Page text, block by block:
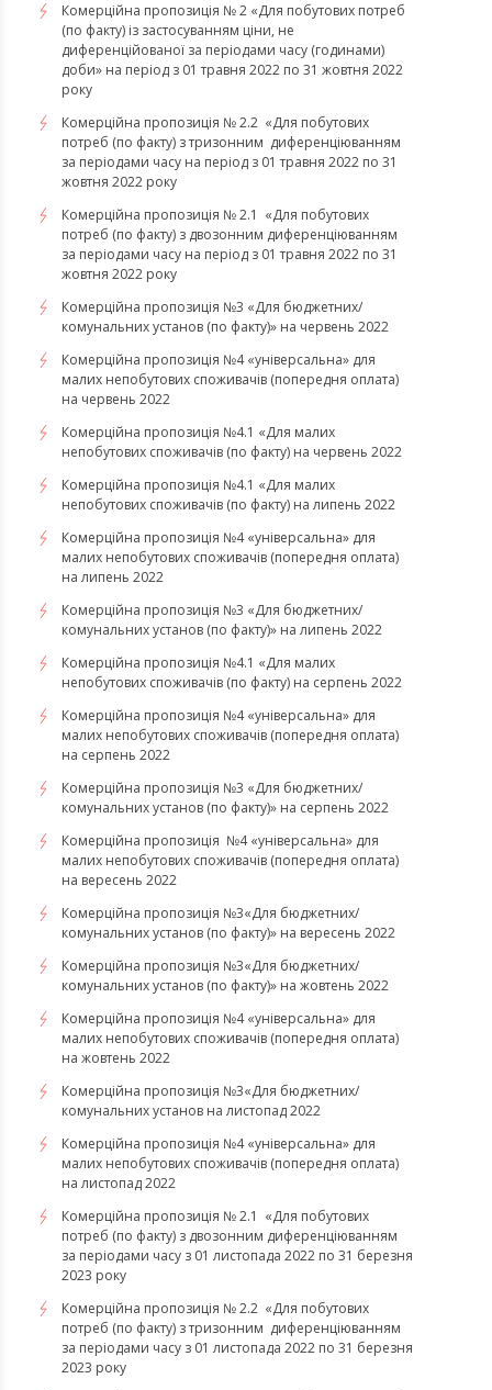
Комерційна пропозиція № 2 «Для побутових потреб
(по факту) із застосуванням ціни, не
диференційованої за періодами часу (годинами)
доби» на період з 01 травня 2022 по 31 жовтня 2022
року
Комерційна пропозиція № 2.2 «Для побутових
потреб (по факту) з тризонним диференціюванням
за періодами часу на період з 01 травня 2022 по 31
жовтня 2022 року
Комерційна пропозиція № 2.1 «Для побутових
потреб (по факту) з двозонним диференціюванням
за періодами часу на період з 01 травня 2022 по 31
жовтня 2022 року
Комерційна пропозиція №3 «Для бюджетних/
комунальних установ (по факту)» на червень 2022
Комерційна пропозиція №4 «універсальна» для
малих непобутових споживачів (попередня оплата)
на червень 2022
Комерційна пропозиція №4.1 «Для малих
непобутових споживачів (по факту) на червень 2022
Комерційна пропозиція №4.1 «Для малих
непобутових споживачів (по факту) на липень 2022
Комерційна пропозиція №4 «універсальна» для
малих непобутових споживачів (попередня оплата)
на липень 2022
Комерційна пропозиція №3 «Для бюджетних/
комунальних установ (по факту)» на липень 2022
Комерційна пропозиція №4.1 «Для малих
непобутових споживачів (по факту) на серпень 2022
Комерційна пропозиція №4 «універсальна» для
малих непобутових споживачів (попередня оплата)
на серпень 2022
Комерційна пропозиція №3 «Для бюджетних/
комунальних установ (по факту)» на серпень 2022
Комерційна пропозиція №4 «універсальна» для
малих непобутових споживачів (попередня оплата)
на вересень 2022
Комерційна пропозиція №3«Для бюджетних/
комунальних установ (по факту)» на вересень 2022
Комерційна пропозиція №3«Для бюджетних/
комунальних установ (по факту)» на жовтень 2022
Комерційна пропозиція №4 «універсальна» для
малих непобутових споживачів (попередня оплата)
на жовтень 2022
Комерційна пропозиція №3«Для бюджетних/
комунальних установ на листопад 2022
Комерційна пропозиція №4 «універсальна» для
малих непобутових споживачів (попередня оплата)
на листопад 2022
Комерційна пропозиція № 2.1 «Для побутових
потреб (по факту) з двозонним диференціюванням
за періодами часу з 01 листопада 2022 по 31 березня
2023 року
Комерційна пропозиція № 2.2 «Для побутових
потреб (по факту) з тризонним диференціюванням
за періодами часу з 01 листопада 2022 по 31 березня
2023 року